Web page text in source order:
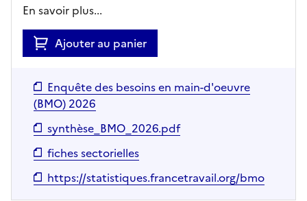
En savoir plus...
Ajouter au panier
Enquête des besoins en main-d'oeuvre
(BMO) 2026
synthèse_BMO_2026.pdf
fiches sectorielles
https://statistiques.francetravail.org/bmo